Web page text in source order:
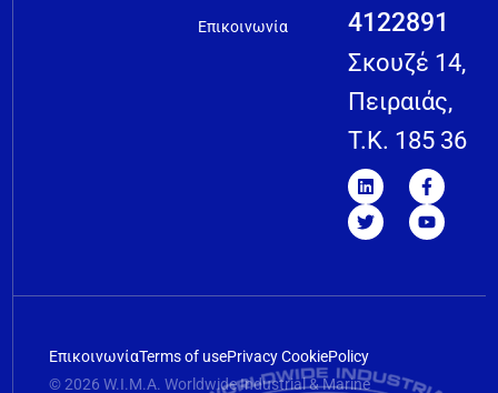
Επικοινωνία
4122891
Σκουζέ 14,
Πειραιάς,
T.K. 185 36
ΕπικοινωνίαTerms of usePrivacy CookiePolicy
© 2026 W.I.M.A. Worldwide Industrial & Marine